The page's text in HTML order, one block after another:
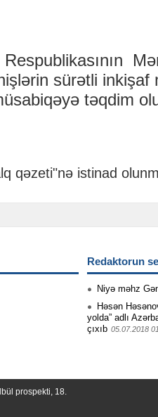
sürətli inkişaf
təqdim
qəzeti"nə istinad
Redaktorun
Niyə məhz
Həsən
yolda” adlı
çıxıb 05.07.2018
prospekti, 18.